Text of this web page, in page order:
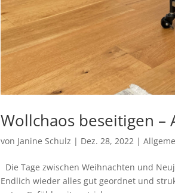
Wollchaos beseitigen
von Janine Schulz | Dez. 28, 2022 |
Die Tage zwischen Weihnachten und
Endlich wieder alles gut geordnet und